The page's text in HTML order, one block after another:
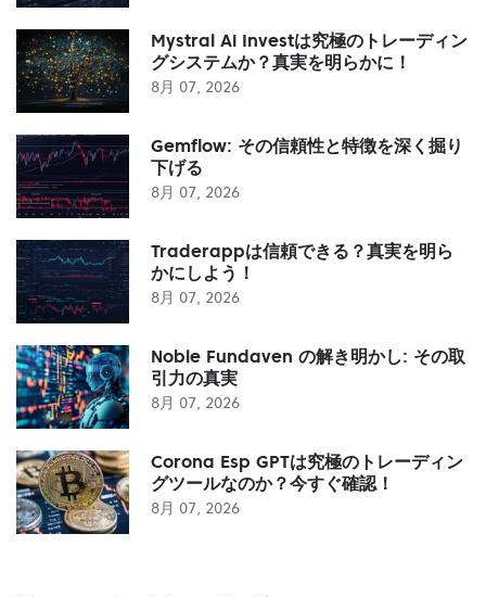
Mystral Ai Investは究極のトレーディン
グシステムか？真実を明らかに！
8月 07, 2026
Gemflow: その信頼性と特徴を深く掘り
下げる
8月 07, 2026
Traderappは信頼できる？真実を明ら
かにしよう！
8月 07, 2026
Noble Fundaven の解き明かし: その取
引力の真実
8月 07, 2026
Corona Esp GPTは究極のトレーディン
グツールなのか？今すぐ確認！
8月 07, 2026